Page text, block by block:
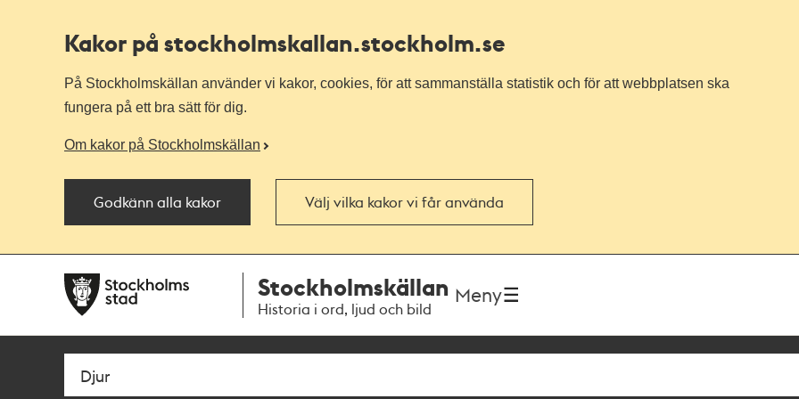
Kakor på stockholmskallan.stockholm.se
På Stockholmskällan använder vi kakor, cookies, för att sammanställa statistik och för att webbplatsen ska
fungera på ett bra sätt för dig.
Om kakor på Stockholmskällan
Godkänn alla kakor Välj vilka kakor vi får använda
navigationen
huvudinnehållet
Stockholmskällan
Historia i ord, ljud och bild
Meny
Sök